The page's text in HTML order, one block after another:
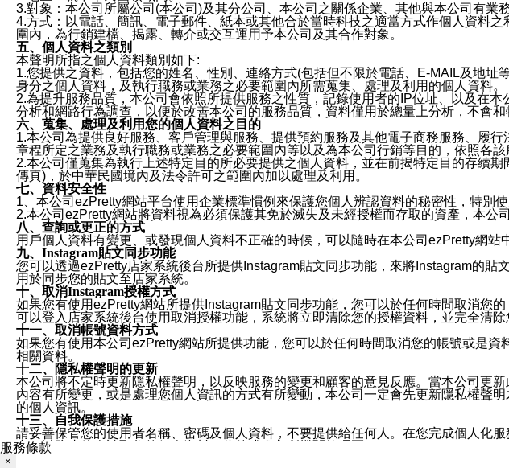
3.對象：本公司所屬公司(本公司)及其分公司、本公司之關係企業、其他與本公司有業
4.方式：以電話、簡訊、電子郵件、紙本或其他合於當時科技之適當方式作個人資料
圍內，為行銷建檔、揭露、轉介或交互運用予本公司及其合作對象。
五、個人資料之類別
本聲明所指之個人資料類別如下:
1.您提供之資料，包括您的姓名、性別、連絡方式(包括但不限於電話、E-MAIL及地
身分之個人資料，及執行職務或業務之必要範圍內所需蒐集、處理及利用的個人資料。
2.為提升服務品質，本公司會依照所提供服務之性質，記錄使用者的IP位址、以及在
分析和網路行為調查，以便於改善本公司的服務品質，資料僅用於總量上分析，不會和
六、蒐集、處理及利用您的個人資料之目的
1.本公司為提供良好服務、客戶管理與服務、提供預約服務及其他電子商務服務、履
章程所定之業務及執行職務或業務之必要範圍內等以及為本公司行銷等目的，依照各
2.本公司僅蒐集為執行上述特定目的所必要提供之個人資料，並在前揭特定目的存續
傳真)，於中華民國境內及法令許可之範圍內加以處理及利用。
七、資料安全性
1、本公司ezPretty網站平台使用企業標準慣例來保護您個人辨認資料的秘密性，特別
2.本公司ezPretty網站將資料視為必須保護其免於滅失及未經授權而存取的資產，本公
八、查詢或更正的方式
用戶個人資料有變更、或發現個人資料不正確的時候，可以隨時在本公司ezPretty網站
九、Instagram貼文同步功能
您可以透過ezPretty店家系統後台所提供Instagram貼文同步功能，來將Instagram的
用於同步您的貼文至店家系統。
十、取消Instagram授權方式
如果您有使用ezPretty網站所提供Instagram貼文同步功能，您可以於任何時間取消您
可以登入店家系統後台使用取消授權功能，系統將立即清除您的授權資料，並完全清除
十一、取消帳號資料方式
如果您有使用本公司ezPretty網站所提供功能，您可以於任何時間取消您的帳號或是資
相關資料。
十二、隱私權聲明的更新
本公司將不定時更新隱私權聲明，以反映服務的變更和顧客的意見反應。當本公司更
內容有所變更，或是處理您個人資訊的方式有所變動，本公司一定會先更新隱私權聲
的個人資訊。
十三、自我保護措施
請妥善保管您的使用者名稱、密碼及個人資料，不要提供給任何人。在您完成個人化
窗，以防止他人讀取您的個人資料、信件或進入所機關管理區。
服務條款
×